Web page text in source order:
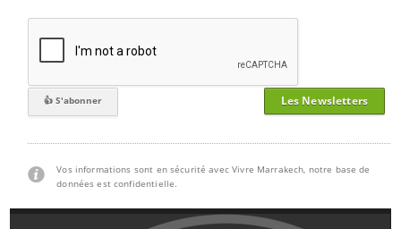
Les Newsletters
Vos informations sont en sécurité avec Vivre Marrakech, notre base de
données est confidentielle.